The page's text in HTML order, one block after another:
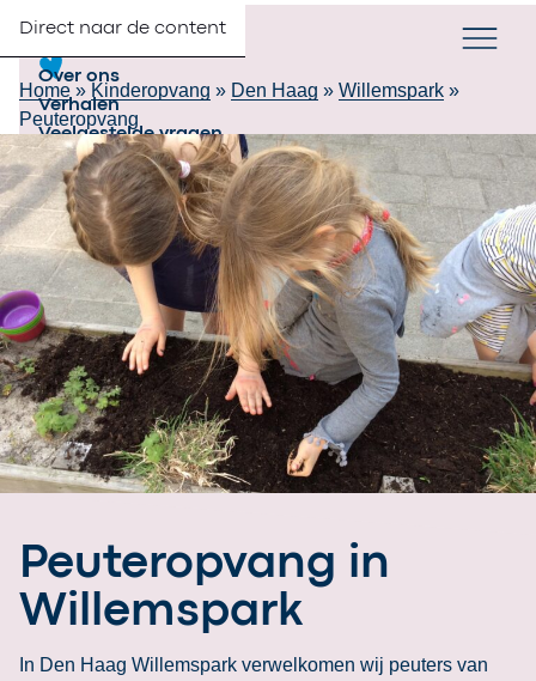
Direct naar de content Verander
Over ons
Verhalen
Veelgestelde vragen
Contact
Werken bij 2Samen
Inschrijven
Home » Kinderopvang » Den Haag » Willemspark »
Peuteropvang
Peuteropvang in
Willemspark
In Den Haag Willemspark verwelkomen wij peuters van